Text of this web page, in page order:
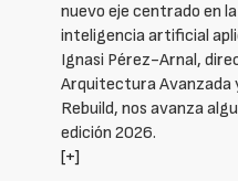
nuevo eje centrado en
inteligencia artificial
Ignasi Pérez-Arnal,
Arquitectura Avanzada
Rebuild, nos avanza
edición 2026.
[+]